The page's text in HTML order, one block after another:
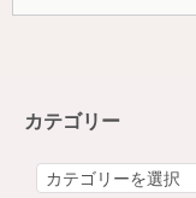
カテゴリー
カ